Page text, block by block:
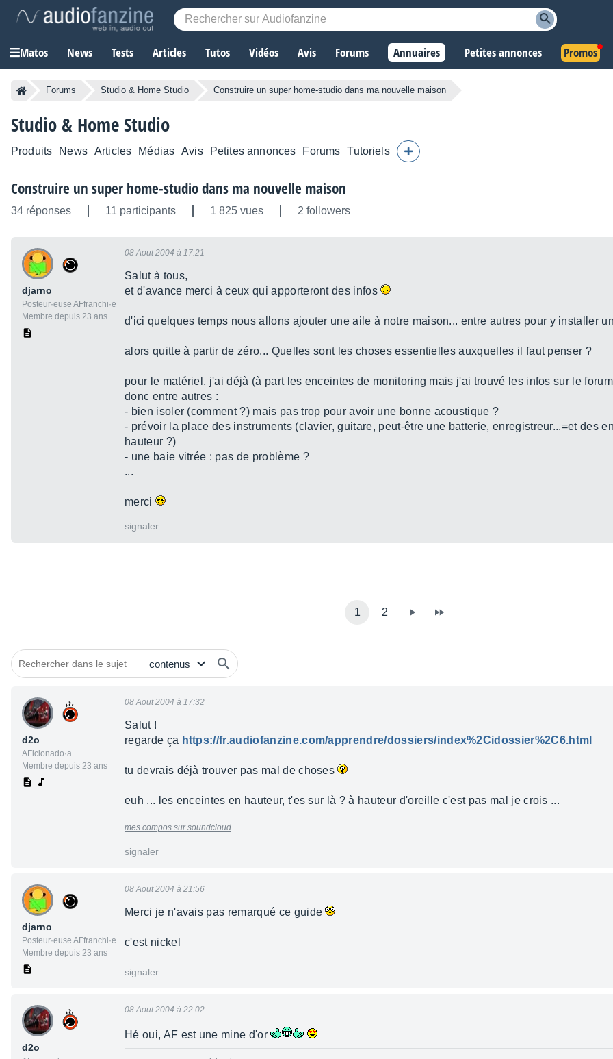
Matos News Tests Articles Tutos Vidéos Avis Forums Annuaires Petites annonces Promos
Forums Studio & Home Studio Construire un super home-studio dans ma nouvelle maison
Studio & Home Studio
Produits News Articles Médias Avis Petites annonces Forums Tutoriels
Construire un super home-studio dans ma nouvelle maison
34 réponses 11 participants 1 825 vues 2 followers
djarno
Posteur·euse AFfranchi·e
Membre depuis 23 ans
08 Aout 2004 à 17:21
Salut à tous,
et d'avance merci à ceux qui apporteront des infos
d'ici quelques temps nous allons ajouter une aile à notre maison... entre autres pour y installer
alors quitte à partir de zéro... Quelles sont les choses essentielles auxquelles il faut penser ?
pour le matériel, j'ai déjà (à part les enceintes de monitoring mais j'ai trouvé les infos sur le
donc entre autres :
- bien isoler (comment ?) mais pas trop pour avoir une bonne acoustique ?
- prévoir la place des instruments (clavier, guitare, peut-être une batterie, enregistreur...=et des
hauteur ?)
- une baie vitrée : pas de problème ?
...
merci
signaler
1 2
d2o
AFicionado·a
Membre depuis 23 ans
08 Aout 2004 à 17:32
Salut !
regarde ça https://fr.audiofanzine.com/apprendre/dossiers/index%2Cidossier%2C6.html
tu devrais déjà trouver pas mal de choses
euh ... les enceintes en hauteur, t'es sur là ? à hauteur d'oreille c'est pas mal je crois ...
mes compos sur soundcloud
signaler
djarno
Posteur·euse AFfranchi·e
Membre depuis 23 ans
08 Aout 2004 à 21:56
Merci je n'avais pas remarqué ce guide
c'est nickel
signaler
d2o
08 Aout 2004 à 22:02
Hé oui, AF est une mine d'or